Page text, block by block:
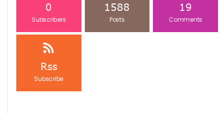
0
Subscribers
1588
Posts
19
Comments
Rss
Subscribe